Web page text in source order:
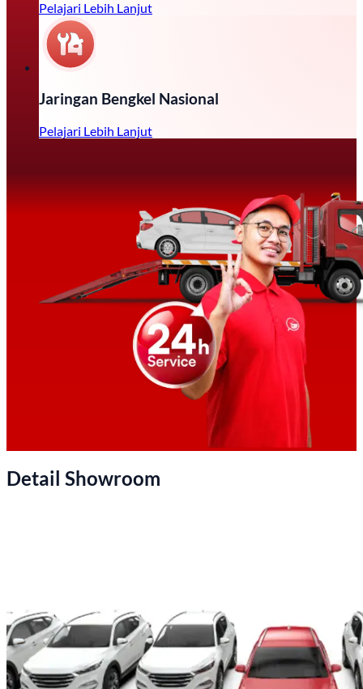
Pelajari Lebih Lanjut
Jaringan Bengkel Nasional
Pelajari Lebih Lanjut
Detail Showroom